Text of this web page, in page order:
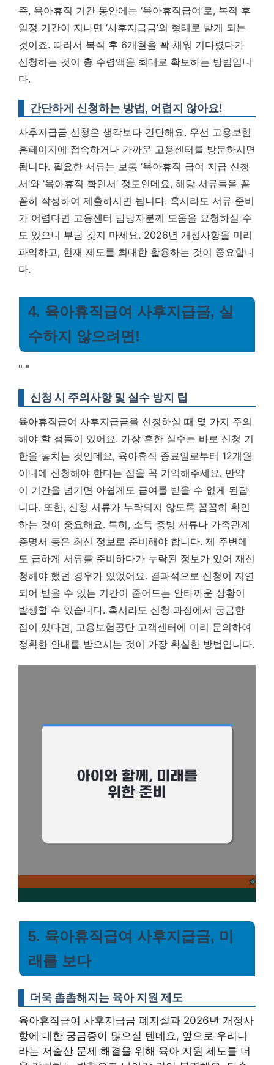
즉, 육아휴직 기간 동안에는 ‘육아휴직급여’로, 복직 후
일정 기간이 지나면 ‘사후지급금’의 형태로 받게 되는
것이죠. 따라서 복직 후 6개월을 꽉 채워 기다렸다가
신청하는 것이 총 수령액을 최대로 확보하는 방법입니
다.
간단하게 신청하는 방법, 어렵지 않아요!
사후지급금 신청은 생각보다 간단해요. 우선 고용보험
홈페이지에 접속하거나 가까운 고용센터를 방문하시면
됩니다. 필요한 서류는 보통 ‘육아휴직 급여 지급 신청
서’와 ‘육아휴직 확인서’ 정도인데요, 해당 서류들을 꼼
꼼히 작성하여 제출하시면 됩니다. 혹시라도 서류 준비
가 어렵다면 고용센터 담당자분께 도움을 요청하실 수
도 있으니 부담 갖지 마세요. 2026년 개정사항을 미리
파악하고, 현재 제도를 최대한 활용하는 것이 중요합니
다.
4. 육아휴직급여 사후지급금, 실
수하지 않으려면!
" "
신청 시 주의사항 및 실수 방지 팁
육아휴직급여 사후지급금을 신청하실 때 몇 가지 주의
해야 할 점들이 있어요. 가장 흔한 실수는 바로 신청 기
한을 놓치는 것인데요, 육아휴직 종료일로부터 12개월
이내에 신청해야 한다는 점을 꼭 기억해주세요. 만약
이 기간을 넘기면 아쉽게도 급여를 받을 수 없게 된답
니다. 또한, 신청 서류가 누락되지 않도록 꼼꼼히 확인
하는 것이 중요해요. 특히, 소득 증빙 서류나 가족관계
증명서 등은 최신 정보로 준비해야 합니다. 제 주변에
도 급하게 서류를 준비하다가 누락된 정보가 있어 재신
청해야 했던 경우가 있었어요. 결과적으로 신청이 지연
되어 받을 수 있는 기간이 줄어드는 안타까운 상황이
발생할 수 있습니다. 혹시라도 신청 과정에서 궁금한
점이 있다면, 고용보험공단 고객센터에 미리 문의하여
정확한 안내를 받으시는 것이 가장 확실한 방법입니다.
5. 육아휴직급여 사후지급금, 미
래를 보다
더욱 촘촘해지는 육아 지원 제도
육아휴직급여 사후지급금 폐지설과 2026년 개정사
항에 대한 궁금증이 많으실 텐데요, 앞으로 우리나
라는 저출산 문제 해결을 위해 육아 지원 제도를 더